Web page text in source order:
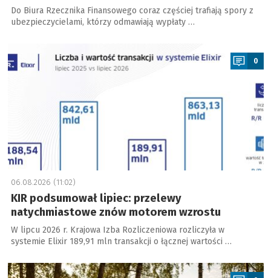
Do Biura Rzecznika Finansowego coraz częściej trafiają spory z
ubezpieczycielami, którzy odmawiają wypłaty …
0
06.08.2026 (11:02)
KIR podsumował lipiec: przelewy
natychmiastowe znów motorem wzrostu
W lipcu 2026 r. Krajowa Izba Rozliczeniowa rozliczyła w
systemie Elixir 189,91 mln transakcji o łącznej wartości …
a